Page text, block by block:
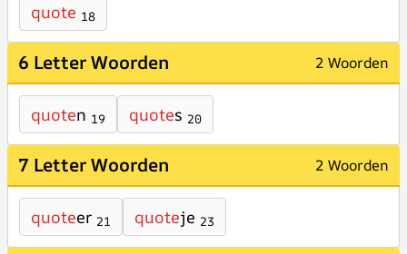
quote 18
6 Letter Woorden 2 Woorden
quoten 19 quotes 20
7 Letter Woorden 2 Woorden
quoteer 21 quoteje 23